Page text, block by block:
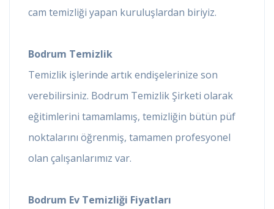
cam temizliği yapan kuruluşlardan biriyiz.
Bodrum Temizlik
Temizlik işlerinde artık endişelerinize son
verebilirsiniz. Bodrum Temizlik Şirketi olarak
eğitimlerini tamamlamış, temizliğin bütün püf
noktalarını öğrenmiş, tamamen profesyonel
olan çalışanlarımız var.
Bodrum Ev Temizliği Fiyatları